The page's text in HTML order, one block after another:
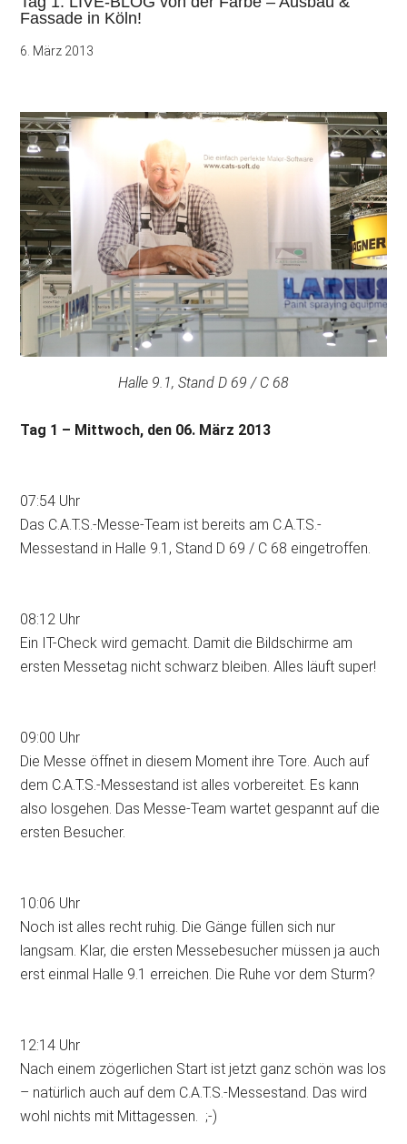
Fassade in Köln!
6. März 2013
Halle 9.1, Stand D 69 / C 68
Tag 1 – Mittwoch, den 06. März 2013
07:54 Uhr
Das C.A.T.S.-Messe-Team ist bereits am C.A.T.S.-
Messestand in Halle 9.1, Stand D 69 / C 68 eingetroffen.
08:12 Uhr
Ein IT-Check wird gemacht. Damit die Bildschirme am
ersten Messetag nicht schwarz bleiben. Alles läuft super!
09:00 Uhr
Die Messe öffnet in diesem Moment ihre Tore. Auch auf
dem C.A.T.S.-Messestand ist alles vorbereitet. Es kann
also losgehen. Das Messe-Team wartet gespannt auf die
ersten Besucher.
10:06 Uhr
Noch ist alles recht ruhig. Die Gänge füllen sich nur
langsam. Klar, die ersten Messebesucher müssen ja auch
erst einmal Halle 9.1 erreichen. Die Ruhe vor dem Sturm?
12:14 Uhr
Nach einem zögerlichen Start ist jetzt ganz schön was los
– natürlich auch auf dem C.A.T.S.-Messestand. Das wird
wohl nichts mit Mittagessen. ;-)